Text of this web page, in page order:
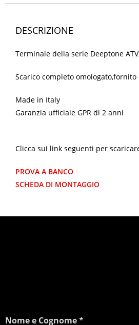
DESCRIZIONE
Terminale della serie Deeptone
Scarico completo
Made in Italy
Garanzia ufficiale GPR di 2 anni
Clicca sui link seguenti per
PROVA A BANCO
SCHEDA DI MONTAGGIO
Nome e Cognome*